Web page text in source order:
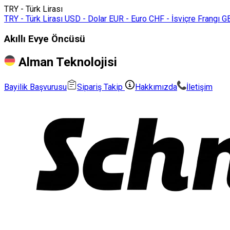
TRY - Türk Lirası
TRY - Türk Lirası USD - Dolar EUR - Euro CHF - İsviçre Frangı
Akıllı Evye Öncüsü
Alman Teknolojisi
Bayilik Başvurusu Sipariş Takip Hakkımızda İletişim